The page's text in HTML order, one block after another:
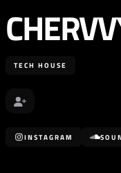
TECH HOUSE
INSTAGRAM